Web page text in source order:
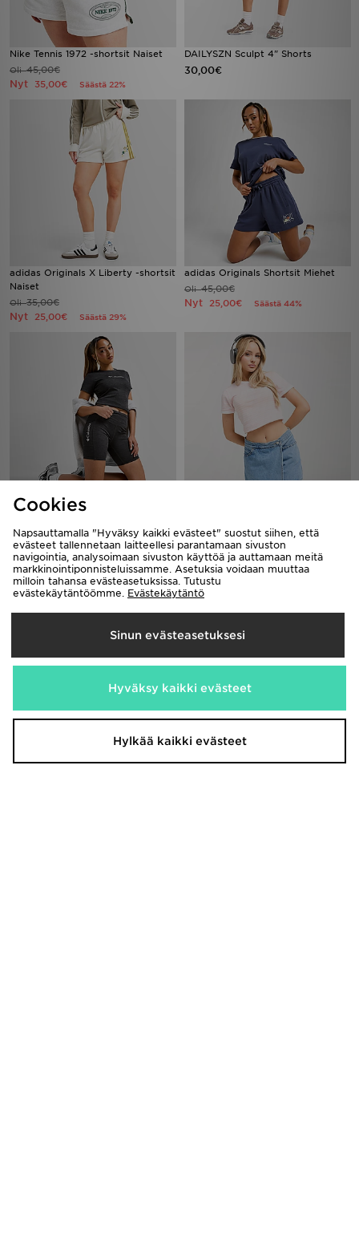
Nike Tennis 1972 -shortsit Naiset
Oli45,00€
Nyt 35,00€ Säästä 22%
DAILYSZN Sculpt 4" Shorts
30,00€
adidas Originals X Liberty -shortsit
Naiset
Oli35,00€
Nyt 25,00€ Säästä 29%
adidas Originals Shortsit Miehet
Oli45,00€
Nyt 25,00€ Säästä 44%
Columbia Hike Ribbed Cycle
Oli35,00€
Nyt15,00€ Säästä 57%
Nyt35,00€ Säästä 50%
New Balance Logo Woven Shorts
EA7 Emporio Armani Shortsit
Cookies
Napsauttamalla "Hyväksy kaikki evästeet" suostut siihen, että
evästeet tallennetaan laitteellesi parantamaan sivuston
navigointia, analysoimaan sivuston käyttöä ja auttamaan meitä
markkinointiponnisteluissamme. Asetuksia voidaan muuttaa
milloin tahansa evästeasetuksissa. Tutustu
evästekäytäntöömme. Evästekäytäntö
Sinun evästeasetuksesi
Hyväksy kaikki evästeet
Hylkää kaikki evästeet